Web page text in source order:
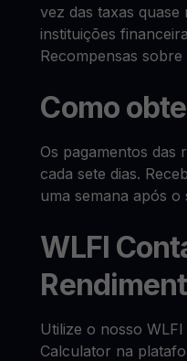
vez das taxas
instituições
Recompensas sobre
Como
Os pagamentos das
cada sete dias.
uma semana após
WLFI
Utilize o nosso
Calculator na